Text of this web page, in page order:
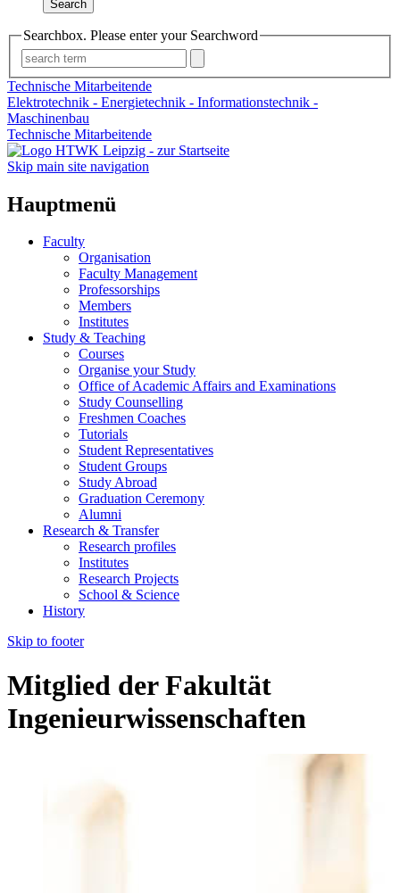
Search
Searchbox. Please enter your Searchword
Technische Mitarbeitende
Elektrotechnik - Energietechnik - Informationstechnik -
Maschinenbau
Technische Mitarbeitende
Skip main site navigation
Hauptmenü
Faculty
Organisation
Faculty Management
Professorships
Members
Institutes
Study & Teaching
Courses
Organise your Study
Office of Academic Affairs and Examinations
Study Counselling
Freshmen Coaches
Tutorials
Student Representatives
Student Groups
Study Abroad
Graduation Ceremony
Alumni
Research & Transfer
Research profiles
Institutes
Research Projects
School & Science
History
Skip to footer
Mitglied der Fakultät
Ingenieurwissenschaften